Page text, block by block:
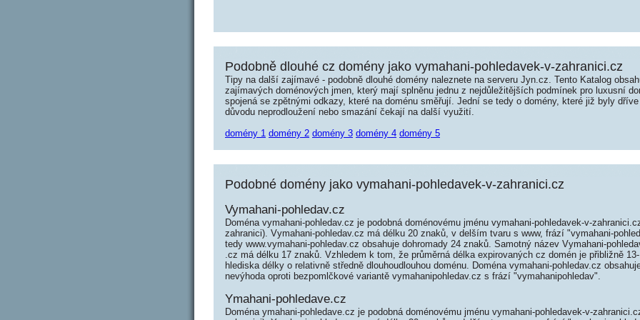
Podobně dlouhé cz domény jako vymahani-pohledavek-v-zahranici.cz
Tipy na další zajímavé - podobně dlouhé domény naleznete na serveru Jyn.cz. Tento Katalog
zajímavých doménových jmen, který mají splněnu jednu z nejdůležitějších podmínek pro luxusní
spojená se zpětnými odkazy, které na doménu směřují. Jední se tedy o domény, které již byly
důvodu neprodloužení nebo smazání čekají na další využití.
domény 1 domény 2 domény 3 domény 4 domény 5
Podobné domény jako vymahani-pohledavek-v-zahranici.cz
Vymahani-pohledav.cz
Doména vymahani-pohledav.cz je podobná doménovému jménu vymahani-pohledavek-v-
zahranici). Vymahani-pohledav.cz má délku 20 znaků, v delším tvaru s www, frází "vymahani-
tedy www.vymahani-pohledav.cz obsahuje dohromady 24 znaků. Samotný název Vymahani-
.cz má délku 17 znaků. Vzhledem k tom, že průměrná délka expirovaných cz domén je přibližně
hlediska délky o relativně středně dlouhoudlouhou doménu. Doména vymahani-pohledav.cz
nevýhoda oproti bezpomlčkové variantě vymahanipohledav.cz s frází "vymahanipohledav".
Ymahani-pohledave.cz
Doména ymahani-pohledave.cz je podobná doménovému jménu vymahani-pohledavek-v-